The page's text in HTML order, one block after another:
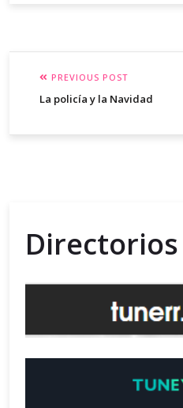
PREVIOUS POST
La policía y la Navidad